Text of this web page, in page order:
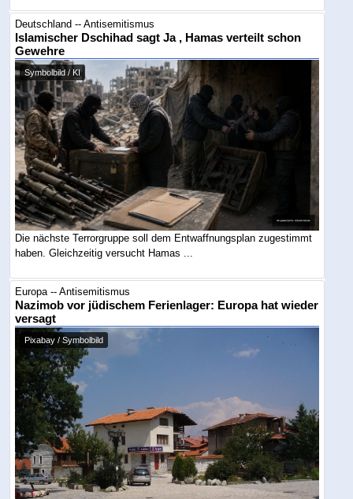
Deutschland -- Antisemitismus
Islamischer Dschihad sagt Ja , Hamas verteilt schon
Gewehre
Symbolbild / KI
Die nächste Terrorgruppe soll dem Entwaffnungsplan zugestimmt
haben. Gleichzeitig versucht Hamas ...
Europa -- Antisemitismus
Nazimob vor jüdischem Ferienlager: Europa hat wieder
versagt
Pixabay / Symbolbild